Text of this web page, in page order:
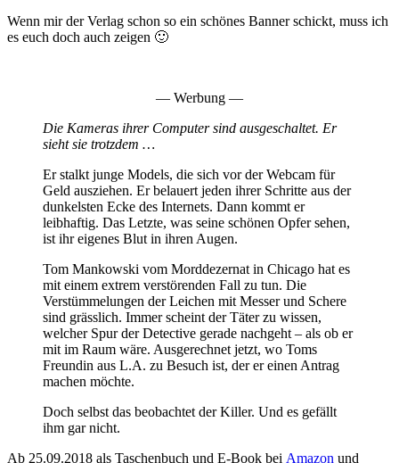
Wenn mir der Verlag schon so ein schönes Banner schickt, muss ich
es euch doch auch zeigen 🙂
— Werbung —
Die Kameras ihrer Computer sind ausgeschaltet. Er
sieht sie trotzdem …
Er stalkt junge Models, die sich vor der Webcam für
Geld ausziehen. Er belauert jeden ihrer Schritte aus der
dunkelsten Ecke des Internets. Dann kommt er
leibhaftig. Das Letzte, was seine schönen Opfer sehen,
ist ihr eigenes Blut in ihren Augen.
Tom Mankowski vom Morddezernat in Chicago hat es
mit einem extrem verstörenden Fall zu tun. Die
Verstümmelungen der Leichen mit Messer und Schere
sind grässlich. Immer scheint der Täter zu wissen,
welcher Spur der Detective gerade nachgeht – als ob er
mit im Raum wäre. Ausgerechnet jetzt, wo Toms
Freundin aus L.A. zu Besuch ist, der er einen Antrag
machen möchte.
Doch selbst das beobachtet der Killer. Und es gefällt
ihm gar nicht.
Ab 25.09.2018 als Taschenbuch und E-Book bei Amazon und